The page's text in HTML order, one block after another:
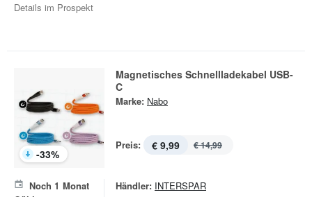
Details im Prospekt
-33%
Magnetisches Schnellladekabel USB-
C
Marke: Nabo
Preis: € 9,99 € 14,99
Noch 1 Monat
Händler: INTERSPAR